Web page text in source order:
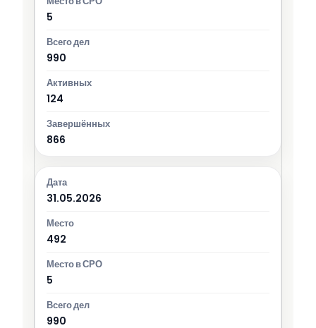
5
990
124
866
31.05.2026
492
5
990